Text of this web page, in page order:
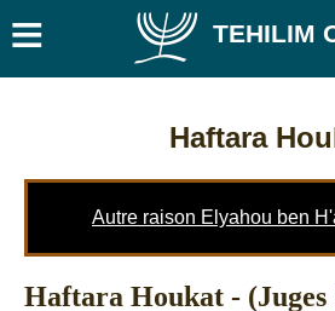
≡ TEHILIM
Haftara
Autre raison Elyahou ben
Haftara Houkat - (Juges